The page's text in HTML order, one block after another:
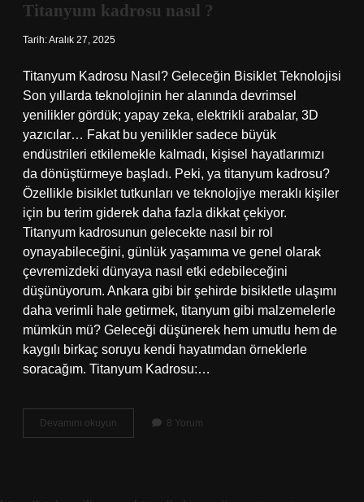
Titanyum kadrosu nasıl ?
Tarih: Aralık 27, 2025
Titanyum Kadrosu Nasıl? Geleceğin Bisiklet Teknolojisi
Son yıllarda teknolojinin her alanında devrimsel
yenilikler gördük; yapay zeka, elektrikli arabalar, 3D
yazıcılar… Fakat bu yenilikler sadece büyük
endüstrileri etkilemekle kalmadı, kişisel hayatlarımızı
da dönüştürmeye başladı. Peki, ya titanyum kadrosu?
Özellikle bisiklet tutkunları ve teknolojiye meraklı kişiler
için bu terim giderek daha fazla dikkat çekiyor.
Titanyum kadrosunun gelecekte nasıl bir rol
oynayabileceğini, günlük yaşamıma ve genel olarak
çevremizdeki dünyaya nasıl etki edebileceğini
düşünüyorum. Ankara gibi bir şehirde bisikletle ulaşımı
daha verimli hale getirmek, titanyum gibi malzemelerle
mümkün mü? Geleceği düşünerek hem umutlu hem de
kaygılı birkaç soruyu kendi hayatımdan örneklerle
soracağım. Titanyum Kadrosu:…
Devamını okuyun Titanyum
kadrosu
8 Yorum